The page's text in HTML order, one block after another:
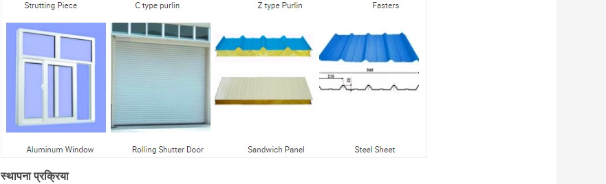
स्थापना प्रक्रिया